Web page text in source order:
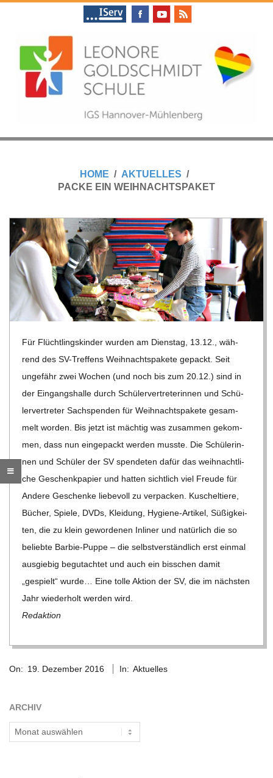
L
N
O
R
E
G
O
L
D
S
C
H
I
D
T
HOME
AKTUELLES
PACKE EIN WEIHNACHTSPAKET
Für Flücht­lings­kin­der wur­den am Diens­tag, 13.12., wäh­
rend des SV-Tref­fens Weih­nachts­pa­kete gepackt. Seit
unge­fähr zwei Wochen (und noch bis zum 20.12.) sind in
der Ein­gangs­halle durch Schü­ler­ver­tre­te­rin­nen und Schü­
ler­ver­tre­ter Sach­spen­den für Weih­nachts­pa­kete gesam­
melt wor­den. Bis jetzt ist mäch­tig was zusam­men gekom­
men, dass nun ein­ge­packt wer­den musste. Die Schü­le­rin­
nen und Schü­ler der SV spen­de­ten dafür das weih­nacht­li­
che Geschenk­pa­pier und hat­ten sicht­lich viel Freude für
Andere Geschenke lie­be­voll zu ver­pa­cken. Kuschel­tiere,
Bücher, Spiele, DVDs, Klei­dung, Hygiene-Arti­kel, Süßig­kei­
ten, die zu klein gewor­de­nen Inli­ner und natür­lich die so
beliebte Bar­bie-Puppe – die selbst­ver­ständ­lich erst ein­mal
aus­gie­big begut­ach­tet und auch ein biss­chen damit
„gespielt“ wurde… Eine tolle Aktion der SV, die im nächs­ten
Jahr wie­der­holt wer­den wird.
Redak­tion
12-
On: 19. Dezember 2016 In: Aktuelles
ARCHIV
Archiv